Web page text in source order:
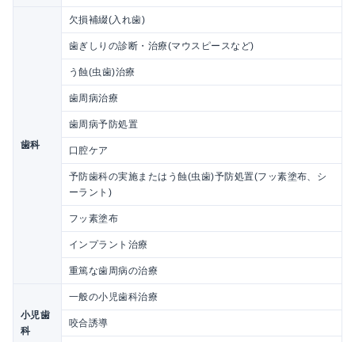
歯科
欠損補綴(入れ歯)
歯ぎしりの診断・治療(マウスピースなど)
う蝕(虫歯)治療
歯周病治療
歯周病予防処置
口腔ケア
予防歯科の実施またはう蝕(虫歯)予防処置(フッ素塗布、シ
ーラント)
フッ素塗布
インプラント治療
重篤な歯周病の治療
小児歯
科
一般の小児歯科治療
咬合誘導